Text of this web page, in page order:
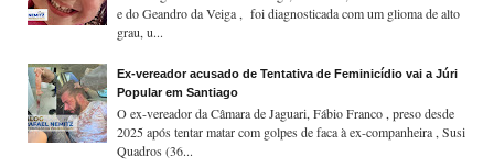
e do Geandro da Veiga , foi diagnosticada com um glioma de alto
grau, u...
Ex-vereador acusado de Tentativa de Feminicídio vai a Júri
Popular em Santiago
O ex-vereador da Câmara de Jaguari, Fábio Franco , preso desde
2025 após tentar matar com golpes de faca à ex-companheira , Susi
Quadros (36...